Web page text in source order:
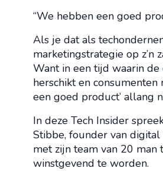
“We hebben een goed
Als je dat als
marketingstrategie op z’n
Want in een tijd waarin
herschikt en
een goed product’ allang
In deze Tech Insider
Stibbe, founder van
met zijn team van 20 man
winstgevend te worden.